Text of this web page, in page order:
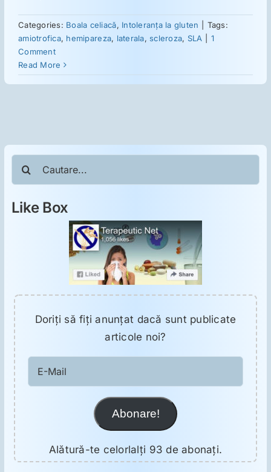
Ginecologie
Mesajele lui Reichelt
LDN
ORL
Toxicologie
Antipsihiatrie
Psihoterapie
Antropologie
Proză utilă
Categories: Boala celiacă, Intoleranţa la gluten
Tags:
amiotrofica, hemipareza, laterala, scleroza, SLA
1
Comment
Read More
Cautare...
Like Box
Doriţi să fiţi anunţat dacă sunt publicate
articole noi?
Mail
Abonare!
Alătură-te celorlalți 93 de abonați.